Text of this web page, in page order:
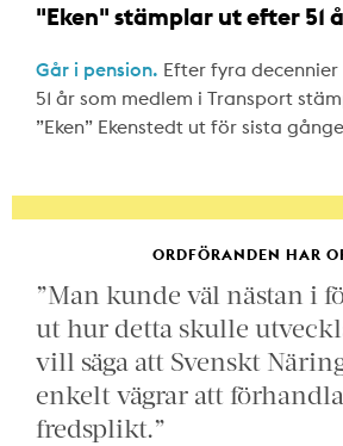
"Eken" stämplar ut efter 51
Går i pension. Efter fyra
51 år som medlem i Transport
”Eken” Ekenstedt ut för sista
ORDFÖRANDEN HAR
”Man kunde väl nästan i
ut hur detta skulle
vill säga att Svenskt
enkelt vägrar att
fredsplikt.”